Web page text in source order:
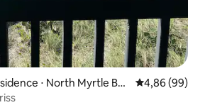
⋅ North Myrtle Bea
Évaluation
4,86 (99)